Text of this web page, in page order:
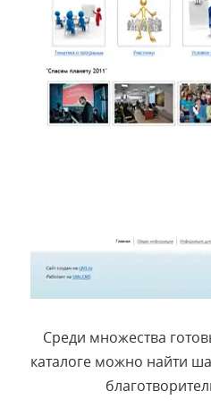
Среди множества
каталоге можно найти